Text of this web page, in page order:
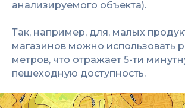
анализируемого объекта).
Так, например, для, малых
магазинов можно использовать
метров, что отражает 5-ти
пешеходную доступность.